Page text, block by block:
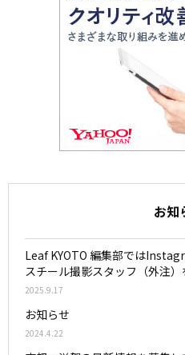
お知
Leaf KYOTO 編集部では
スチール撮影スタッフ（外注）
2025.9.17
お知らせ
2024.4.22